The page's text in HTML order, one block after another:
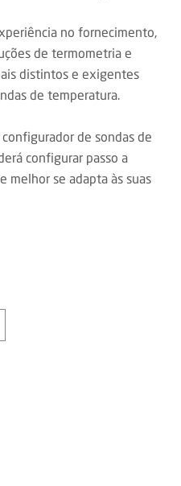
no fornecimento,
de termometria e
distintos e exigentes
de temperatura.
de sondas de
configurar passo a
melhor se adapta às suas